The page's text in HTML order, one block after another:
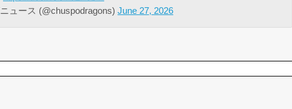
ュース (@chuspodragons) June 27, 2026